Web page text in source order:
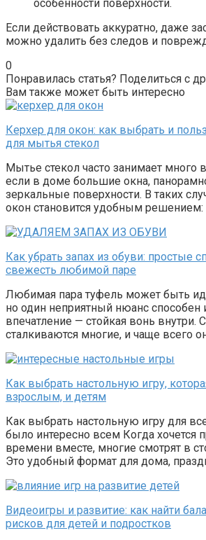
особенности поверхности.
Если действовать аккуратно, даже
можно удалить без следов и
0
Понравилась статья? Поделиться с
Вам также может быть интересно
Керхер для окон: как выбрать и
для мытья стекол
Мытье стекол часто занимает много
если в доме большие окна,
зеркальные поверхности. В таких
окон становится удобным решением:
Как убрать запах из обуви: простые
свежесть любимой паре
Любимая пара туфель может быть
но один неприятный нюанс способен
впечатление — стойкая вонь внутри.
сталкиваются многие, и чаще всего
Как выбрать настольную игру,
взрослым, и детям
Как выбрать настольную игру для
было интересно всем Когда хочется
времени вместе, многие смотрят в
Это удобный формат для дома,
Видеоигры и развитие: как найти
рисков для детей и подростков